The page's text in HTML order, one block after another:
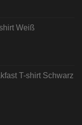
Weiß
T-shirt Schwarz